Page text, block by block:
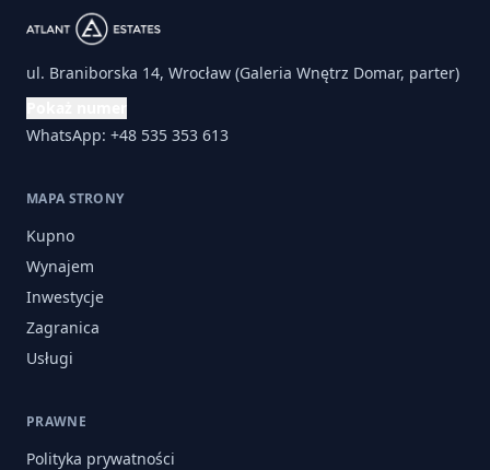
ul. Braniborska 14, Wrocław (Galeria Wnętrz Domar, parter)
WhatsApp: +48 535 353 613
MAPA STRONY
Kupno
Wynajem
Inwestycje
Zagranica
Usługi
PRAWNE
Polityka prywatności